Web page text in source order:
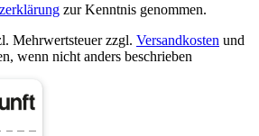
zur Kenntnis genommen.
Mehrwertsteuer zzgl. Versandkosten und
wenn nicht anders beschrieben